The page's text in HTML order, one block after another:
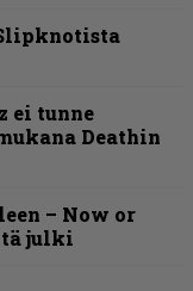
ei tunne
Deathin
– Now or
julki